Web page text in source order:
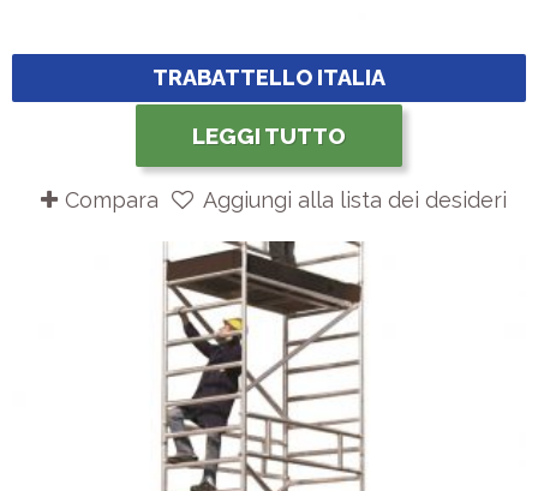
TRABATTELLO ITALIA
LEGGI TUTTO
Compara Aggiungi alla lista dei desideri